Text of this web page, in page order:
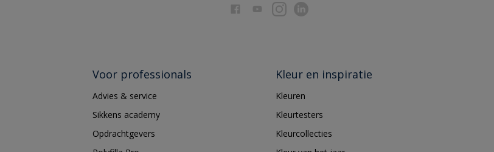
Voor professionals
Advies & service
Sikkens academy
Opdrachtgevers
Kleur en inspiratie
Kleuren
Kleurtesters
Kleurcollecties